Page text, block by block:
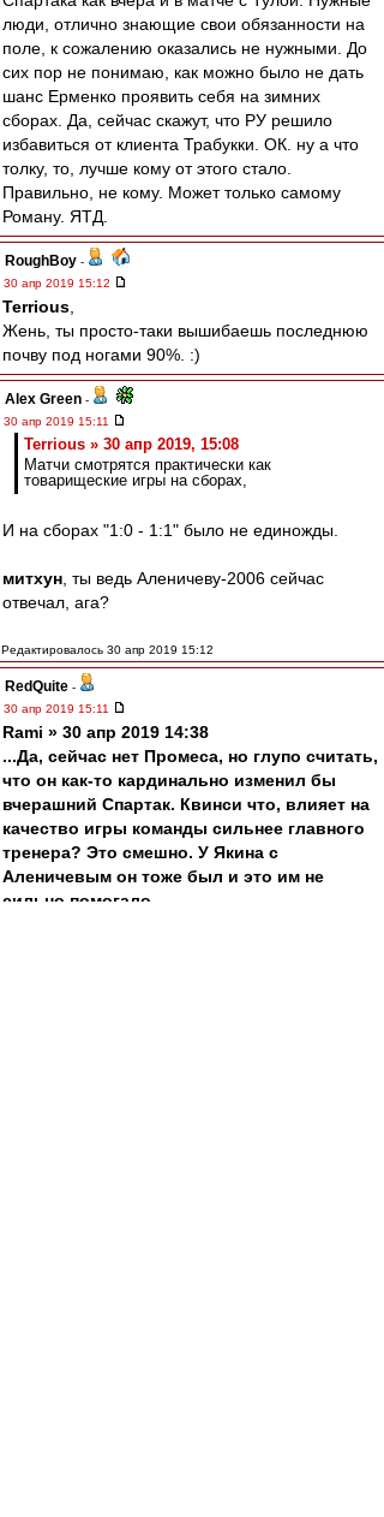
люди, отлично знающие свои обязанности на
поле, к сожалению оказались не нужными. До
сих пор не понимаю, как можно было не дать
шанс Ерменко проявить себя на зимних
сборах. Да, сейчас скажут, что РУ решило
избавиться от клиента Трабукки. ОК. ну а что
толку, то, лучше кому от этого стало.
Правильно, не кому. Может только самому
Роману. ЯТД.
RoughBoy -
30 апр 2019 15:12
Terrious
Жень, ты просто-таки вышибаешь последнюю
почву под ногами 90%. :)
Alex Green -
30 апр 2019 15:11
Terrious » 30 апр 2019, 15:08
Матчи смотрятся практически как
товарищеские игры на сборах,
И на сборах "1:0 - 1:1" было не единожды.
митхун , ты ведь Аленичеву-2006 сейчас
отвечал, ага?
Редактировалось 30 апр 2019 15:12
RedQuite -
30 апр 2019 15:11
Rami » 30 апр 2019 14:38
...Да, сейчас нет Промеcа, но глупо считать,
что он как-то кардинально изменил бы
вчерашний Спартак. Квинси что, влияет на
качество игры команды сильнее главного
тренера? Это смешно. У Якина с
Аленичевым он тоже был и это им не
сильно помогало...